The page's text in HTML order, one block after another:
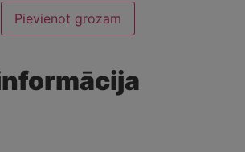
Pievienot grozam